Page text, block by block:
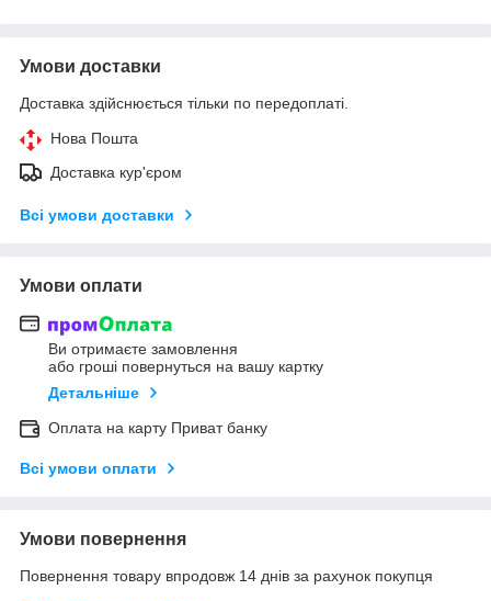
Умови доставки
Доставка здійснюється тільки по передоплаті.
Нова Пошта
Доставка кур'єром
Всі умови доставки
Умови оплати
Ви отримаєте замовлення
або гроші повернуться на вашу картку
Детальніше
Оплата на карту Приват банку
Всі умови оплати
Умови повернення
Повернення товару впродовж 14 днів за рахунок покупця